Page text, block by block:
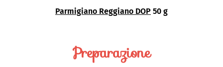
Parmigiano Reggiano DOP 50 g
Preparazione